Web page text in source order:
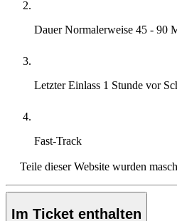
DauerNormalerweise 45 - 90
Letzter Einlass 1 Stunde vor
Fast-Track
Teile dieser Website wurden
Im Ticket enthalten